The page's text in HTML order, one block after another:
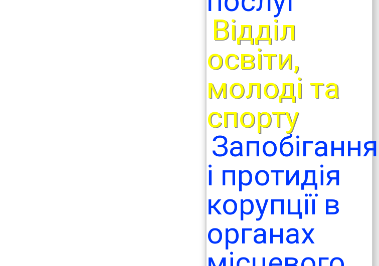
Відділ
освіти,
молоді та
спорту
Запобігання
і протидія
корупції в
органах